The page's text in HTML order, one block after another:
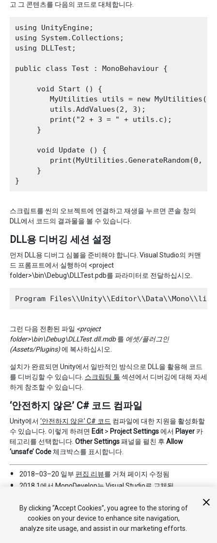
고 그 콘텐츠를 다음의 코드로 대체합니다.
using UnityEngine;
using System.Collections;
using DLLTest;
public class Test : MonoBehaviour {
     void Start () {
        MyUtilities utils = new MyUtilities();
        utils.AddValues(2, 3);
        print("2 + 3 = " + utils.c);
     }
     void Update () {
print(MyUtilities.GenerateRandom(0,
     }
스크립트를 씬의 오브젝트에 연결하고 재생을 누르면 콘솔 창의
DLL에서 코드의 결과물을 볼 수 있습니다.
DLL용 디버깅 세션 설정
먼저 DLL용 디버그 심볼을 준비해야 합니다. Visual Studio의 커맨
드 프롬프트에서 실행하여 <project
folder>\bin\Debug\DLLTest.pdb를 파라미터로 전달하십시오.
그런 다음 전환된 파일 <project
folder>\bin\Debug\DLLTest.dll.mdb를 에셋/플러그인
(Assets/Plugins)에 복사하십시오.
설치가 완료되면 Unity에서 일반적인 방식으로 DLL을 활용해 코드
를 디버깅할 수 있습니다. 스크립팅 툴 섹션에서 디버깅에 대해 자세
하게 참조할 수 있습니다.
‘안전하지 않은’ C# 코드 컴파일
Unity에서 ‘안전하지 않은’ C# 코드 컴파일에 대한 지원을 활성화할
수 있습니다. 이렇게 하려면 Edit > Project Settings에서 Player 카
테고리를 선택합니다. Other Settings패널을 펼친 후 Allow
‘unsafe’ Code 체크박스를 표시합니다.
2018–03–20 일부 편집 리뷰를 거쳐 페이지 수정됨
2018.1에서 MonoDevelop는 Visual Studio로 교체됨
By clicking “Accept Cookies”, you agree to the storing of
cookies on your device to enhance site navigation,
analyze site usage, and assist in our marketing efforts.